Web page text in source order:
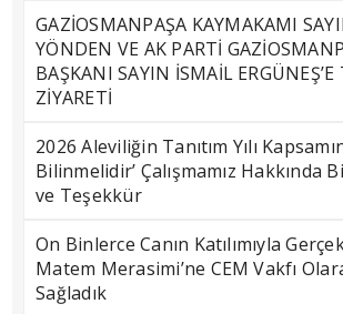
GAZİOSMANPAŞA KAYMAKAMI
YÖNDEN VE AK PARTİ
BAŞKANI SAYIN İSMAİL ERGÜNEŞ’E
ZİYARETİ
2026 Aleviliğin Tanıtım Yılı
Bilinmelidir’ Çalışmamız Hakkında
ve Teşekkür
On Binlerce Canın Katılımıyla
Matem Merasimi’ne CEM Vakfı
Sağladık